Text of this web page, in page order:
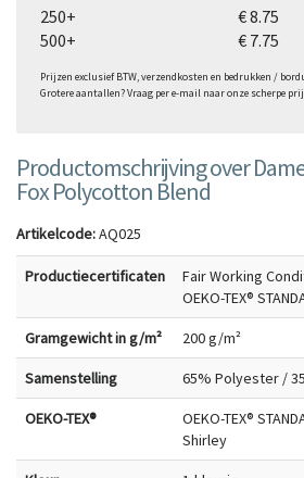
250+
€ 8.75
500+
€ 7.75
Prijzen exclusief BTW, verzendkosten en bedrukken /
Grotere aantallen? Vraag per e-mail naar onze scherpe
Productomschrijving over
Fox Polycotton Blend
Artikelcode:AQ025
Productiecertificaten
Fair Working
OEKO-TEX®
Gramgewicht in g/m² 200 g/m²
Samenstelling 65% Polyester /
OEKO-TEX®
OEKO-TEX®
Shirley